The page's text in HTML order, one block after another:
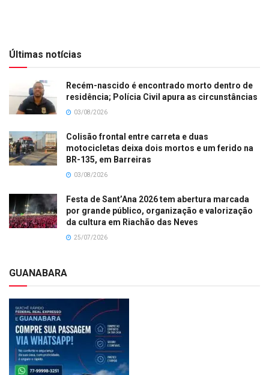
Últimas notícias
Recém-nascido é encontrado morto dentro de
residência; Polícia Civil apura as circunstâncias
03/08/2026
Colisão frontal entre carreta e duas
motocicletas deixa dois mortos e um ferido na
BR-135, em Barreiras
03/08/2026
Festa de Sant’Ana 2026 tem abertura marcada
por grande público, organização e valorização
da cultura em Riachão das Neves
25/07/2026
GUANABARA